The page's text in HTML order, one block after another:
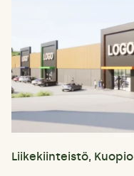
Liikekiinteistö, Kuopio